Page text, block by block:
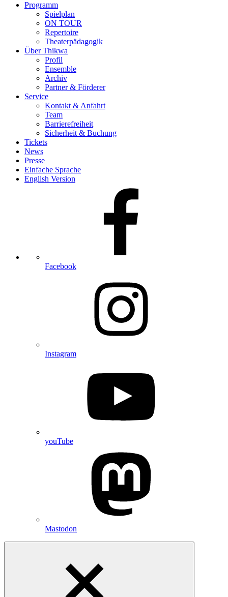
Programm
Spielplan
ON TOUR
Repertoire
Theaterpädagogik
Über Thikwa
Profil
Ensemble
Archiv
Partner & Förderer
Service
Kontakt & Anfahrt
Team
Barrierefreiheit
Sicherheit & Buchung
Tickets
News
Presse
Einfache Sprache
English Version
Facebook
Instagram
youTube
Mastodon